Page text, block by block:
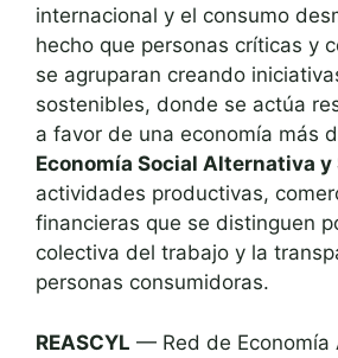
internacional y el consumo
hecho que personas críticas y
se agruparan creando
sostenibles, donde se actúa
a favor de una economía más
Economía Social Alternativa y
actividades productivas,
financieras que se distinguen
colectiva del trabajo y la
personas consumidoras.
REASCYL — Red de Economía